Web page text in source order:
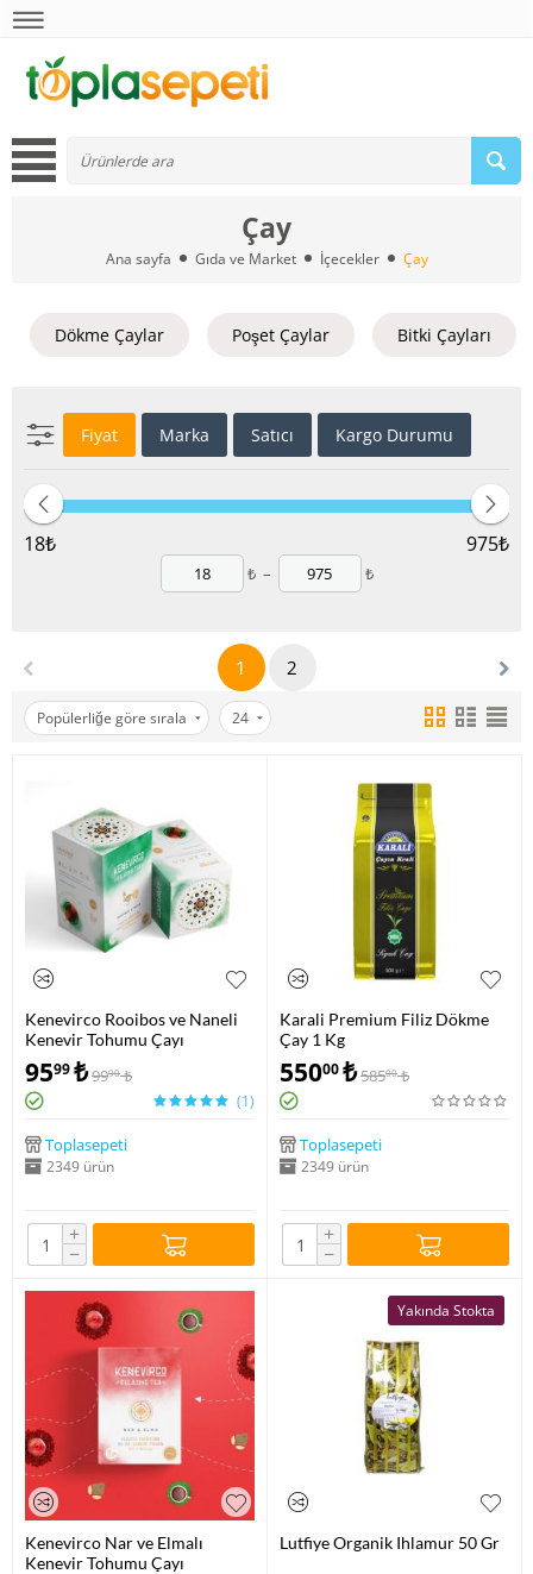
Çay
Ana sayfa Gıda ve Market İçecekler Çay
Dökme Çaylar Poşet Çaylar Bitki Çayları
Fiyat Marka Satıcı Kargo Durumu
18₺ 975₺
₺ – ₺
1 2
Popülerliğe göre sırala 24
Kenevirco Rooibos ve Naneli
Kenevir Tohumu Çayı
9599₺9990 ₺
(1)
Toplasepeti
2349 ürün
+
−
Karali Premium Filiz Dökme
Çay 1 Kg
55000₺58500 ₺
Toplasepeti
2349 ürün
+
−
Kenevirco Nar ve Elmalı
Kenevir Tohumu Çayı
Yakında Stokta
Lutfiye Organik Ihlamur 50 Gr